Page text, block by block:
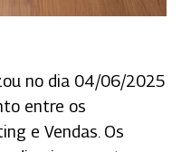
no dia 04/06/2025
entre os
e Vendas. Os